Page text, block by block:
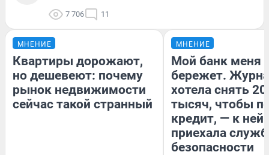
7 706 11
МНЕНИЕ
Квартиры дорожают,
но дешевеют: почему
рынок недвижимости
сейчас такой странный
МНЕНИЕ
Мой банк меня
бережет.
хотела снять
тысяч, чтобы
кредит, — к
приехала
безопасности